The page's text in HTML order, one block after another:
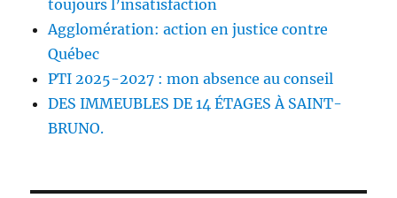
toujours l’insatisfaction
Agglomération: action en justice contre
Québec
PTI 2025-2027 : mon absence au conseil
DES IMMEUBLES DE 14 ÉTAGES À SAINT-
BRUNO.